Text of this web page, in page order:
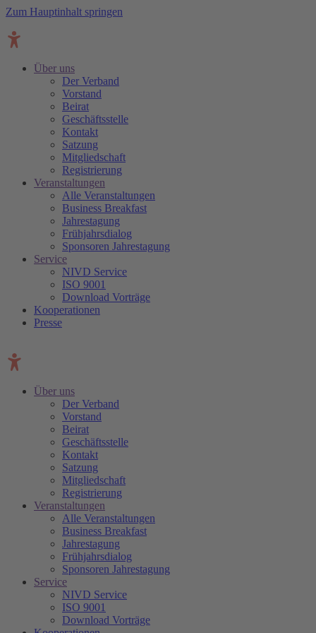
Zum Hauptinhalt springen
Über uns
Der Verband
Vorstand
Beirat
Geschäftsstelle
Kontakt
Satzung
Mitgliedschaft
Registrierung
Veranstaltungen
Alle Veranstaltungen
Business Breakfast
Jahrestagung
Frühjahrsdialog
Sponsoren Jahrestagung
Service
NIVD Service
ISO 9001
Download Vorträge
Kooperationen
Presse
Über uns
Der Verband
Vorstand
Beirat
Geschäftsstelle
Kontakt
Satzung
Mitgliedschaft
Registrierung
Veranstaltungen
Alle Veranstaltungen
Business Breakfast
Jahrestagung
Frühjahrsdialog
Sponsoren Jahrestagung
Service
NIVD Service
ISO 9001
Download Vorträge